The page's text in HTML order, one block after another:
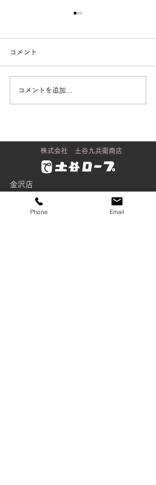
街で見かける「白いも
コメント
コメントを追加…
株式会社 土谷九兵衛商店
金沢店
〒920-0061
石川県金沢市問屋町2丁目98番地
Phone Email